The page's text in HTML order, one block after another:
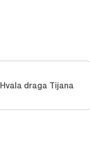
Hvala draga Tijana